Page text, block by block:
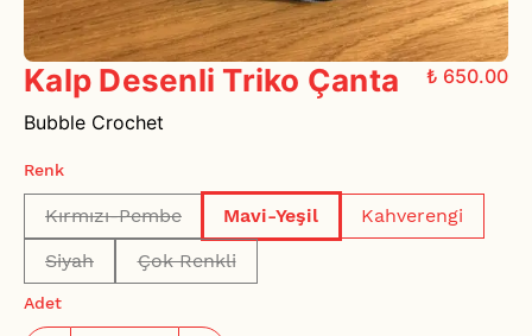
Kalp Desenli Triko Çanta
₺ 650.00
Bubble Crochet
Renk
Kırmızı-Pembe Mavi-Yeşil
Kahverengi
Siyah
Çok Renkli
Adet